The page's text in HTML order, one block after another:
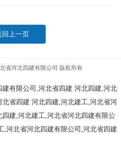
回上一页
省河北四建有限公司 版权所有
有限公司,河北省四建 河北四建,河北
北省四建 河北四建,河北建工,河北省河
四建,河北建工,河北省河北四建有限公
,河北省河北四建有限公司,河北省四建